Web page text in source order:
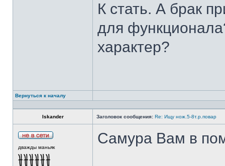
К стать. А брак
для
характер?
Вернуться к началу
Iskander Заголовок сообщения: Re: Ищу нож.5-8т.р.повар
дважды маньяк
Самура Вам в